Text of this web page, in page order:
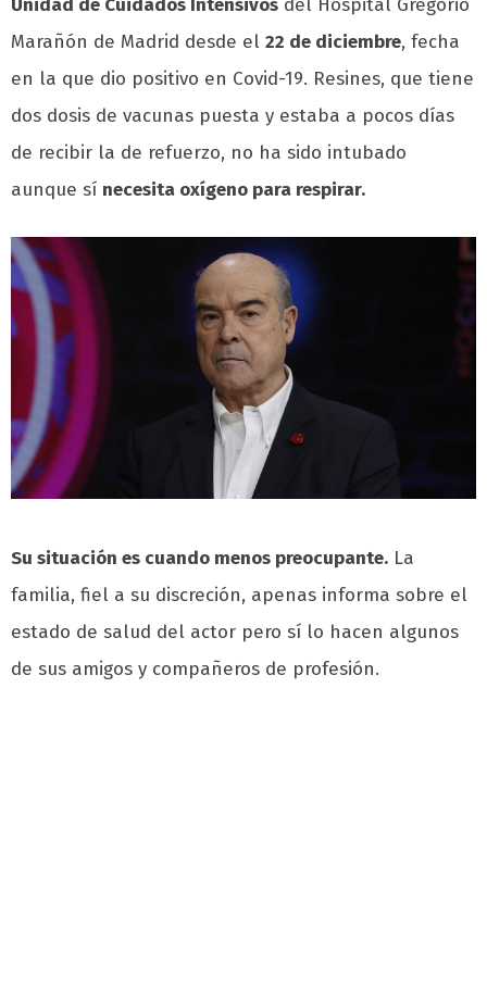
Unidad de Cuidados Intensivos del Hospital Gregorio
Marañón de Madrid desde el 22 de diciembre, fecha
en la que dio positivo en Covid-19. Resines, que tiene
dos dosis de vacunas puesta y estaba a pocos días
de recibir la de refuerzo, no ha sido intubado
aunque sí necesita oxígeno para respirar.
Su situación es cuando menos preocupante. La
familia, fiel a su discreción, apenas informa sobre el
estado de salud del actor pero sí lo hacen algunos
de sus amigos y compañeros de profesión.